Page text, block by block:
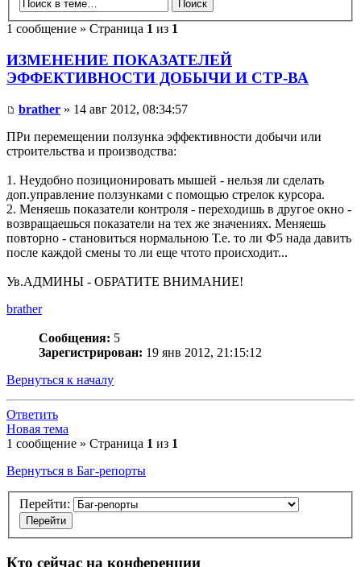
1 сообщение » Страница 1 из 1
ИЗМЕНЕНИЕ ПОКАЗАТЕЛЕЙ
ЭФФЕКТИВНОСТИ ДОБЫЧИ И СТР-ВА
brather » 14 авг 2012, 08:34:57
ПРи перемещении ползунка эффективности добычи или
строительства и производства:
1. Неудобно позиционировать мышей - нельзя ли сделать
доп.управление ползунками с помощью стрелок курсора.
2. Меняешь показатели контроля - переходишь в другое окно -
возвращаешься показатели на тех же значениях. Меняешь
повторно - становиться нормальною Т.е. то ли Ф5 нада давить
после каждой смены то ли еще чтото происходит...
Ув.АДМИНЫ - ОБРАТИТЕ ВНИМАНИЕ!
brather
Сообщения: 5
Зарегистрирован: 19 янв 2012, 21:15:12
Вернуться к началу
Ответить
Новая тема
1 сообщение » Страница 1 из 1
Вернуться в Баг-репорты
Перейти:
Кто сейчас на конференции